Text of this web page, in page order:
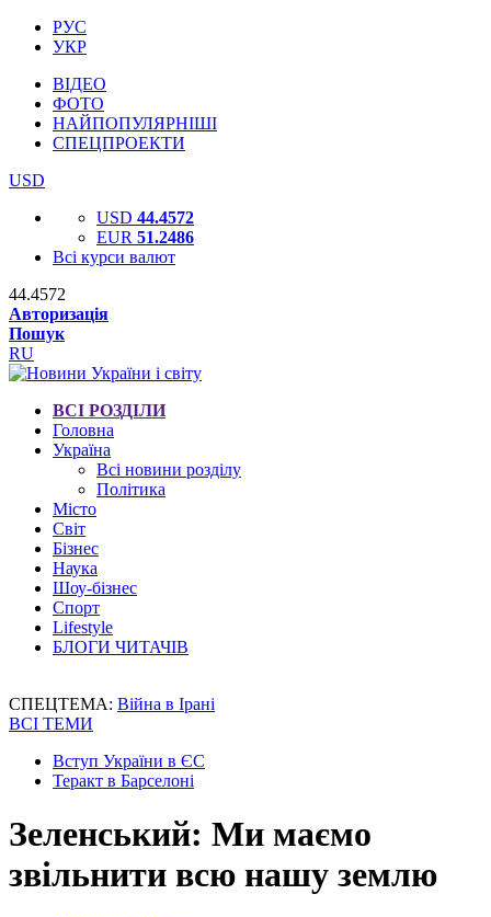
РУС
УКР
ВІДЕО
ФОТО
НАЙПОПУЛЯРНІШІ
СПЕЦПРОЕКТИ
USD
USD 44.4572
EUR 51.2486
Всі курси валют
44.4572
Авторизація
Пошук
RU
ВСІ РОЗДІЛИ
Головна
Україна
Всі новини розділу
Політика
Місто
Світ
Бізнес
Наука
Шоу-бізнес
Спорт
Lifestyle
БЛОГИ ЧИТАЧІВ
СПЕЦТЕМА: Війна в Ірані
ВСІ ТЕМИ
Вступ України в ЄС
Теракт в Барселоні
Зеленський: Ми маємо
звільнити всю нашу землю